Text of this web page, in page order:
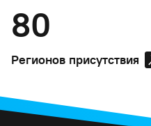
80
Регионов присутствия